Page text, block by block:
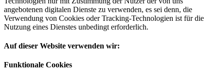
angebotenen digitalen Dienste zu verwenden, es sei denn, die
Verwendung von Cookies oder Tracking-Technologien ist für die
Nutzung eines Dienstes unbedingt erforderlich.
Auf dieser Website verwenden wir:
Funktionale Cookies